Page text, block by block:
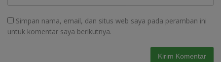
Simpan nama, email, dan situs web saya pada peramban ini
untuk komentar saya berikutnya.